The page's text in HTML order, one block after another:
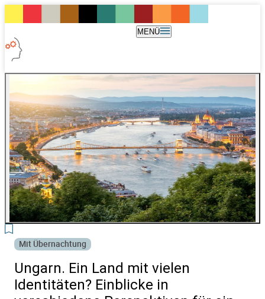
MENÜ
Mit Übernachtung
Ungarn. Ein Land mit vielen
Identitäten? Einblicke in